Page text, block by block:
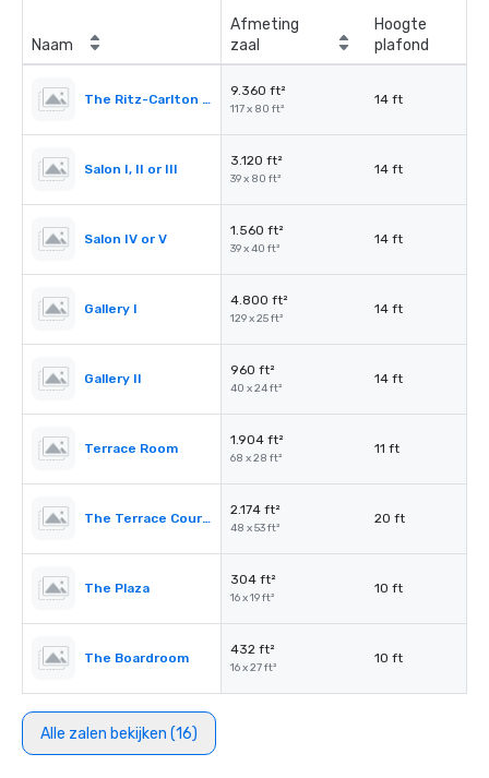
Naam
Afmeting
zaal
Hoogte
plafond
The Ritz-Carlton Ballroom
9.360 ft²
117 x 80 ft²
14 ft
Salon I, II or III
3.120 ft²
39 x 80 ft²
14 ft
Salon IV or V
1.560 ft²
39 x 40 ft²
14 ft
Gallery I
4.800 ft²
129 x 25 ft²
14 ft
Gallery II
960 ft²
40 x 24 ft²
14 ft
Terrace Room
1.904 ft²
68 x 28 ft²
11 ft
The Terrace Courtyard/Tent
2.174 ft²
48 x 53 ft²
20 ft
The Plaza
304 ft²
16 x 19 ft²
10 ft
The Boardroom
432 ft²
16 x 27 ft²
10 ft
Alle zalen bekijken (16)